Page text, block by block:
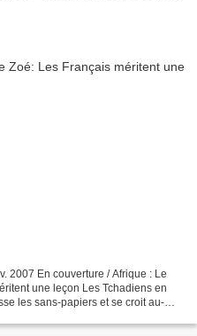
2007 En couverture / Afrique : Le
une leçon Les Tchadiens en
les sans-papiers et se croit au-